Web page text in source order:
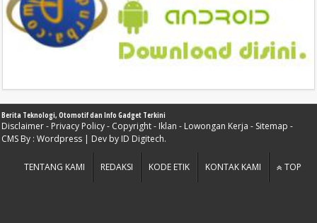
Berita Teknologi, Otomotif dan Info Gadget Terkini
Disclaimer- Privacy Policy- Copyright- Iklan - Lowongan Kerja - Sitemap -
CMS By : Wordpress | Dev by ID Digitech.
TENTANG KAMI REDAKSI KODE ETIK KONTAK KAMI TOP